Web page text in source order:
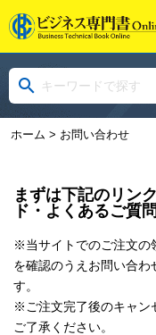
ホーム > お問い合わせ
まずは下記のリン
ド・よくあるご質
※当サイトでのご注文の
を確認のうえお問い合わ
す。
※ご注文完了後のキャン
ご了承ください。